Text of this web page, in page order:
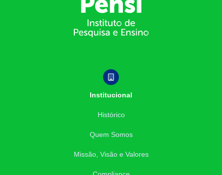
Institucional
Histórico
Quem Somos
Missão, Visão e Valores